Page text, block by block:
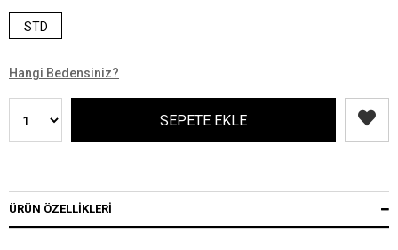
STD
Hangi Bedensiniz?
ÜRÜN ÖZELLIKLERI